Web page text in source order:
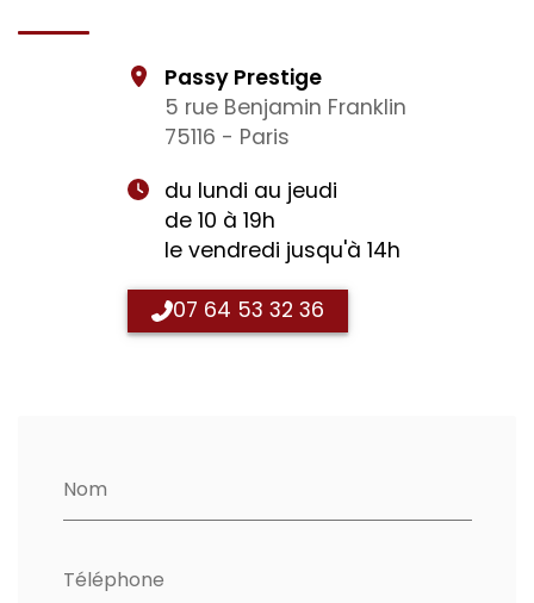
Nom
Téléphone
Passy Prestige
5 rue Benjamin Franklin
75116 - Paris
du lundi au jeudi
de 10 à 19h
le vendredi jusqu'à 14h
07 64 53 32 36